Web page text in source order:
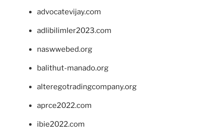
advocatevijay.com
adlibilimler2023.com
naswwebed.org
balithut-manado.org
alteregotradingcompany.org
aprce2022.com
ibie2022.com